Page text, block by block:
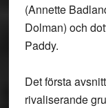
(Annette
Dolman) och
Paddy.
Det första
rivaliserande